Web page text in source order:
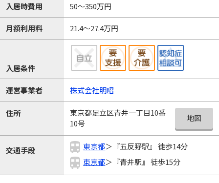
入居時費用 50～350万円
月額利用料 21.4～27.4万円
入居条件
運営事業者 株式会社明昭
住所
東京都足立区青井一丁目10番
10号
地図
交通手段 東京都＞『五反野駅』 徒歩14分
東京都＞『青井駅』 徒歩15分